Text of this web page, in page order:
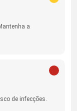
a
de infecções.